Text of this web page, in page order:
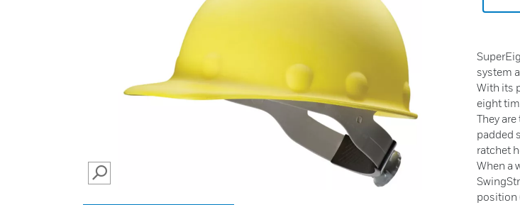
SEARCH
system
With its
eight
They
padded
ratchet
When a
position